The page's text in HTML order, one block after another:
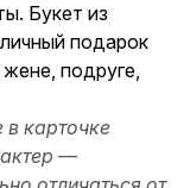
Букет из
подарок
подруге,
карточке
—